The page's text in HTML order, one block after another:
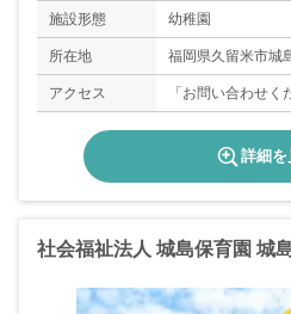
施設形態 幼稚園
所在地 福岡県久留米市城
アクセス 「お問い合わせく
詳細を
社会福祉法人 城島保育園 城